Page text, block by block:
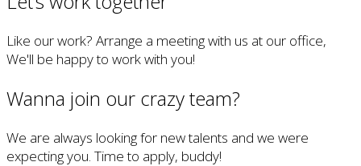
Like our work? Arrange a meeting with us at our office,
We'll be happy to work with you!
Wanna join our crazy team?
We are always looking for new talents and we were
expecting you. Time to apply, buddy!